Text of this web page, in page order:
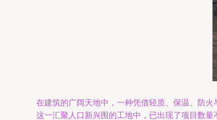
在建筑的广阔天地中，一种凭借轻质、保温、防
这一汇聚人口新兴围的工地中，已出现了项目数